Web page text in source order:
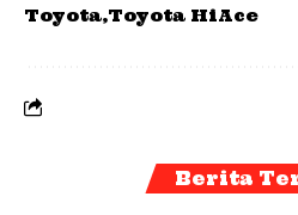
Toyota Toyota HiAce
Berita